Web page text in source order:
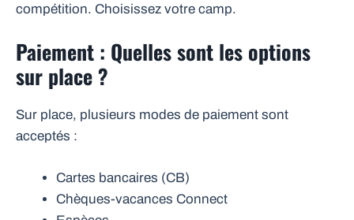
compétition. Choisissez votre camp.
Paiement : Quelles sont les options
sur place ?
Sur place, plusieurs modes de paiement sont
acceptés :
Cartes bancaires (CB)
Chèques-vacances Connect